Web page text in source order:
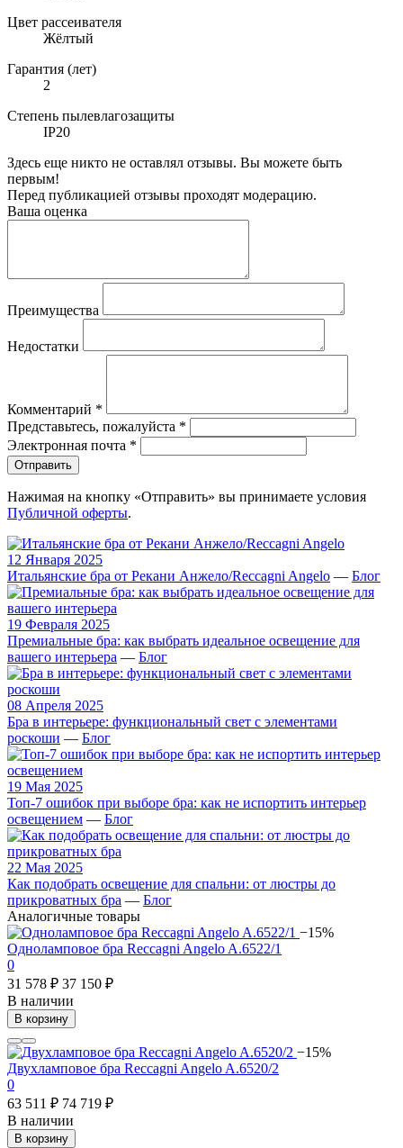
Цвет рассеивателя
Жёлтый
Гарантия (лет)
2
Степень пылевлагозащиты
IP20
Здесь еще никто не оставлял отзывы. Вы можете быть
первым!
Перед публикацией отзывы проходят модерацию.
Ваша оценка
Преимущества
Недостатки
Комментарий *
Представьтесь, пожалуйста *
Электронная почта *
Отправить
Нажимая на кнопку «Отправить» вы принимаете условия
Публичной оферты.
12 Января 2025
Итальянские бра от Рекани Анжело/Reccagni Angelo — Блог
19 Февраля 2025
Премиальные бра: как выбрать идеальное освещение для
вашего интерьера — Блог
08 Апреля 2025
Бра в интерьере: функциональный свет с элементами
роскоши — Блог
19 Мая 2025
Топ-7 ошибок при выборе бра: как не испортить интерьер
освещением — Блог
22 Мая 2025
Как подобрать освещение для спальни: от люстры до
прикроватных бра — Блог
Аналогичные товары
−15%
Одноламповое бра Reccagni Angelo A.6522/1
0
31 578 ₽ 37 150 ₽
В наличии
В корзину
−15%
Двухламповое бра Reccagni Angelo A.6520/2
0
63 511 ₽ 74 719 ₽
В наличии
В корзину